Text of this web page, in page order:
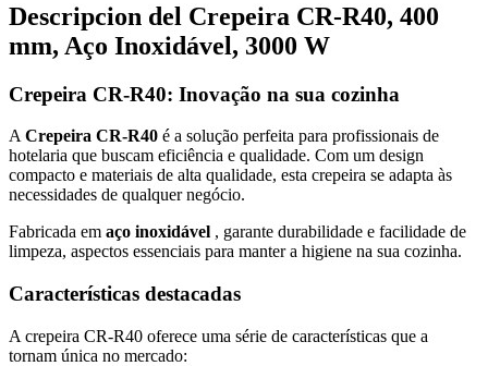
Descripcion del Crepeira CR-R40, 400
mm, Aço Inoxidável, 3000 W
Crepeira CR-R40: Inovação na sua cozinha
ACrepeira CR-R40 é a solução perfeita para profissionais de
hotelaria que buscam eficiência e qualidade. Com um design
compacto e materiais de alta qualidade, esta crepeira se adapta às
necessidades de qualquer negócio.
Fabricada em aço inoxidável , garante durabilidade e facilidade de
limpeza, aspectos essenciais para manter a higiene na sua cozinha.
Características destacadas
A crepeira CR-R40 oferece uma série de características que a
tornam única no mercado: